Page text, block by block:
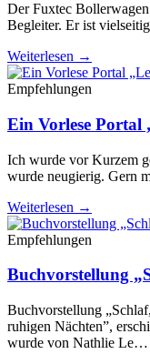
Der Fuxtec Bollerwagen
Begleiter. Er ist
Weiterlesen →
Empfehlungen
Ein Vorlese Portal
Ich wurde vor Kurzem
wurde neugierig. Gern
Weiterlesen →
Empfehlungen
Buchvorstellung
Buchvorstellung
ruhigen Nächten”,
wurde von Nathlie Le…